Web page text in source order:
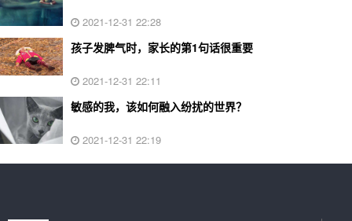
2021-12-31 22:28
孩子发脾气时，家长的第1句话很重要
2021-12-31 22:11
敏感的我，该如何融入纷扰的世界？
2021-12-31 22:19